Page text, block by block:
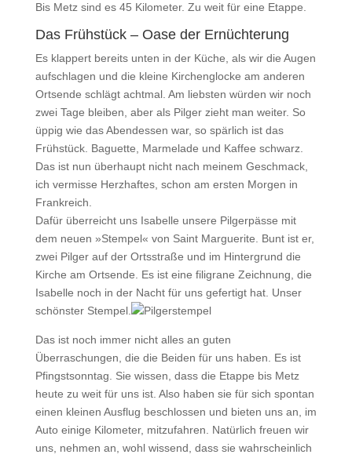
Bis Metz sind es 45 Kilometer. Zu weit für eine Etappe.
Das Frühstück – Oase der Ernüchterung
Es klappert bereits unten in der Küche, als wir die Augen
aufschlagen und die kleine Kirchenglocke am anderen
Ortsende schlägt achtmal. Am liebsten würden wir noch
zwei Tage bleiben, aber als Pilger zieht man weiter. So
üppig wie das Abendessen war, so spärlich ist das
Frühstück. Baguette, Marmelade und Kaffee schwarz.
Das ist nun überhaupt nicht nach meinem Geschmack,
ich vermisse Herzhaftes, schon am ersten Morgen in
Frankreich.
Dafür überreicht uns Isabelle unsere Pilgerpässe mit
dem neuen »Stempel« von Saint Marguerite. Bunt ist er,
zwei Pilger auf der Ortsstraße und im Hintergrund die
Kirche am Ortsende. Es ist eine filigrane Zeichnung, die
Isabelle noch in der Nacht für uns gefertigt hat. Unser
schönster Stempel.
Das ist noch immer nicht alles an guten
Überraschungen, die die Beiden für uns haben. Es ist
Pfingstsonntag. Sie wissen, dass die Etappe bis Metz
heute zu weit für uns ist. Also haben sie für sich spontan
einen kleinen Ausflug beschlossen und bieten uns an, im
Auto einige Kilometer, mitzufahren. Natürlich freuen wir
uns, nehmen an, wohl wissend, dass sie wahrscheinlich